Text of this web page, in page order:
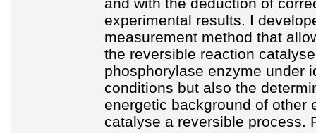
experimental results. I
measurement method that
the reversible reaction
phosphorylase enzyme under
conditions but also the
energetic background of other
catalyse a reversible process.